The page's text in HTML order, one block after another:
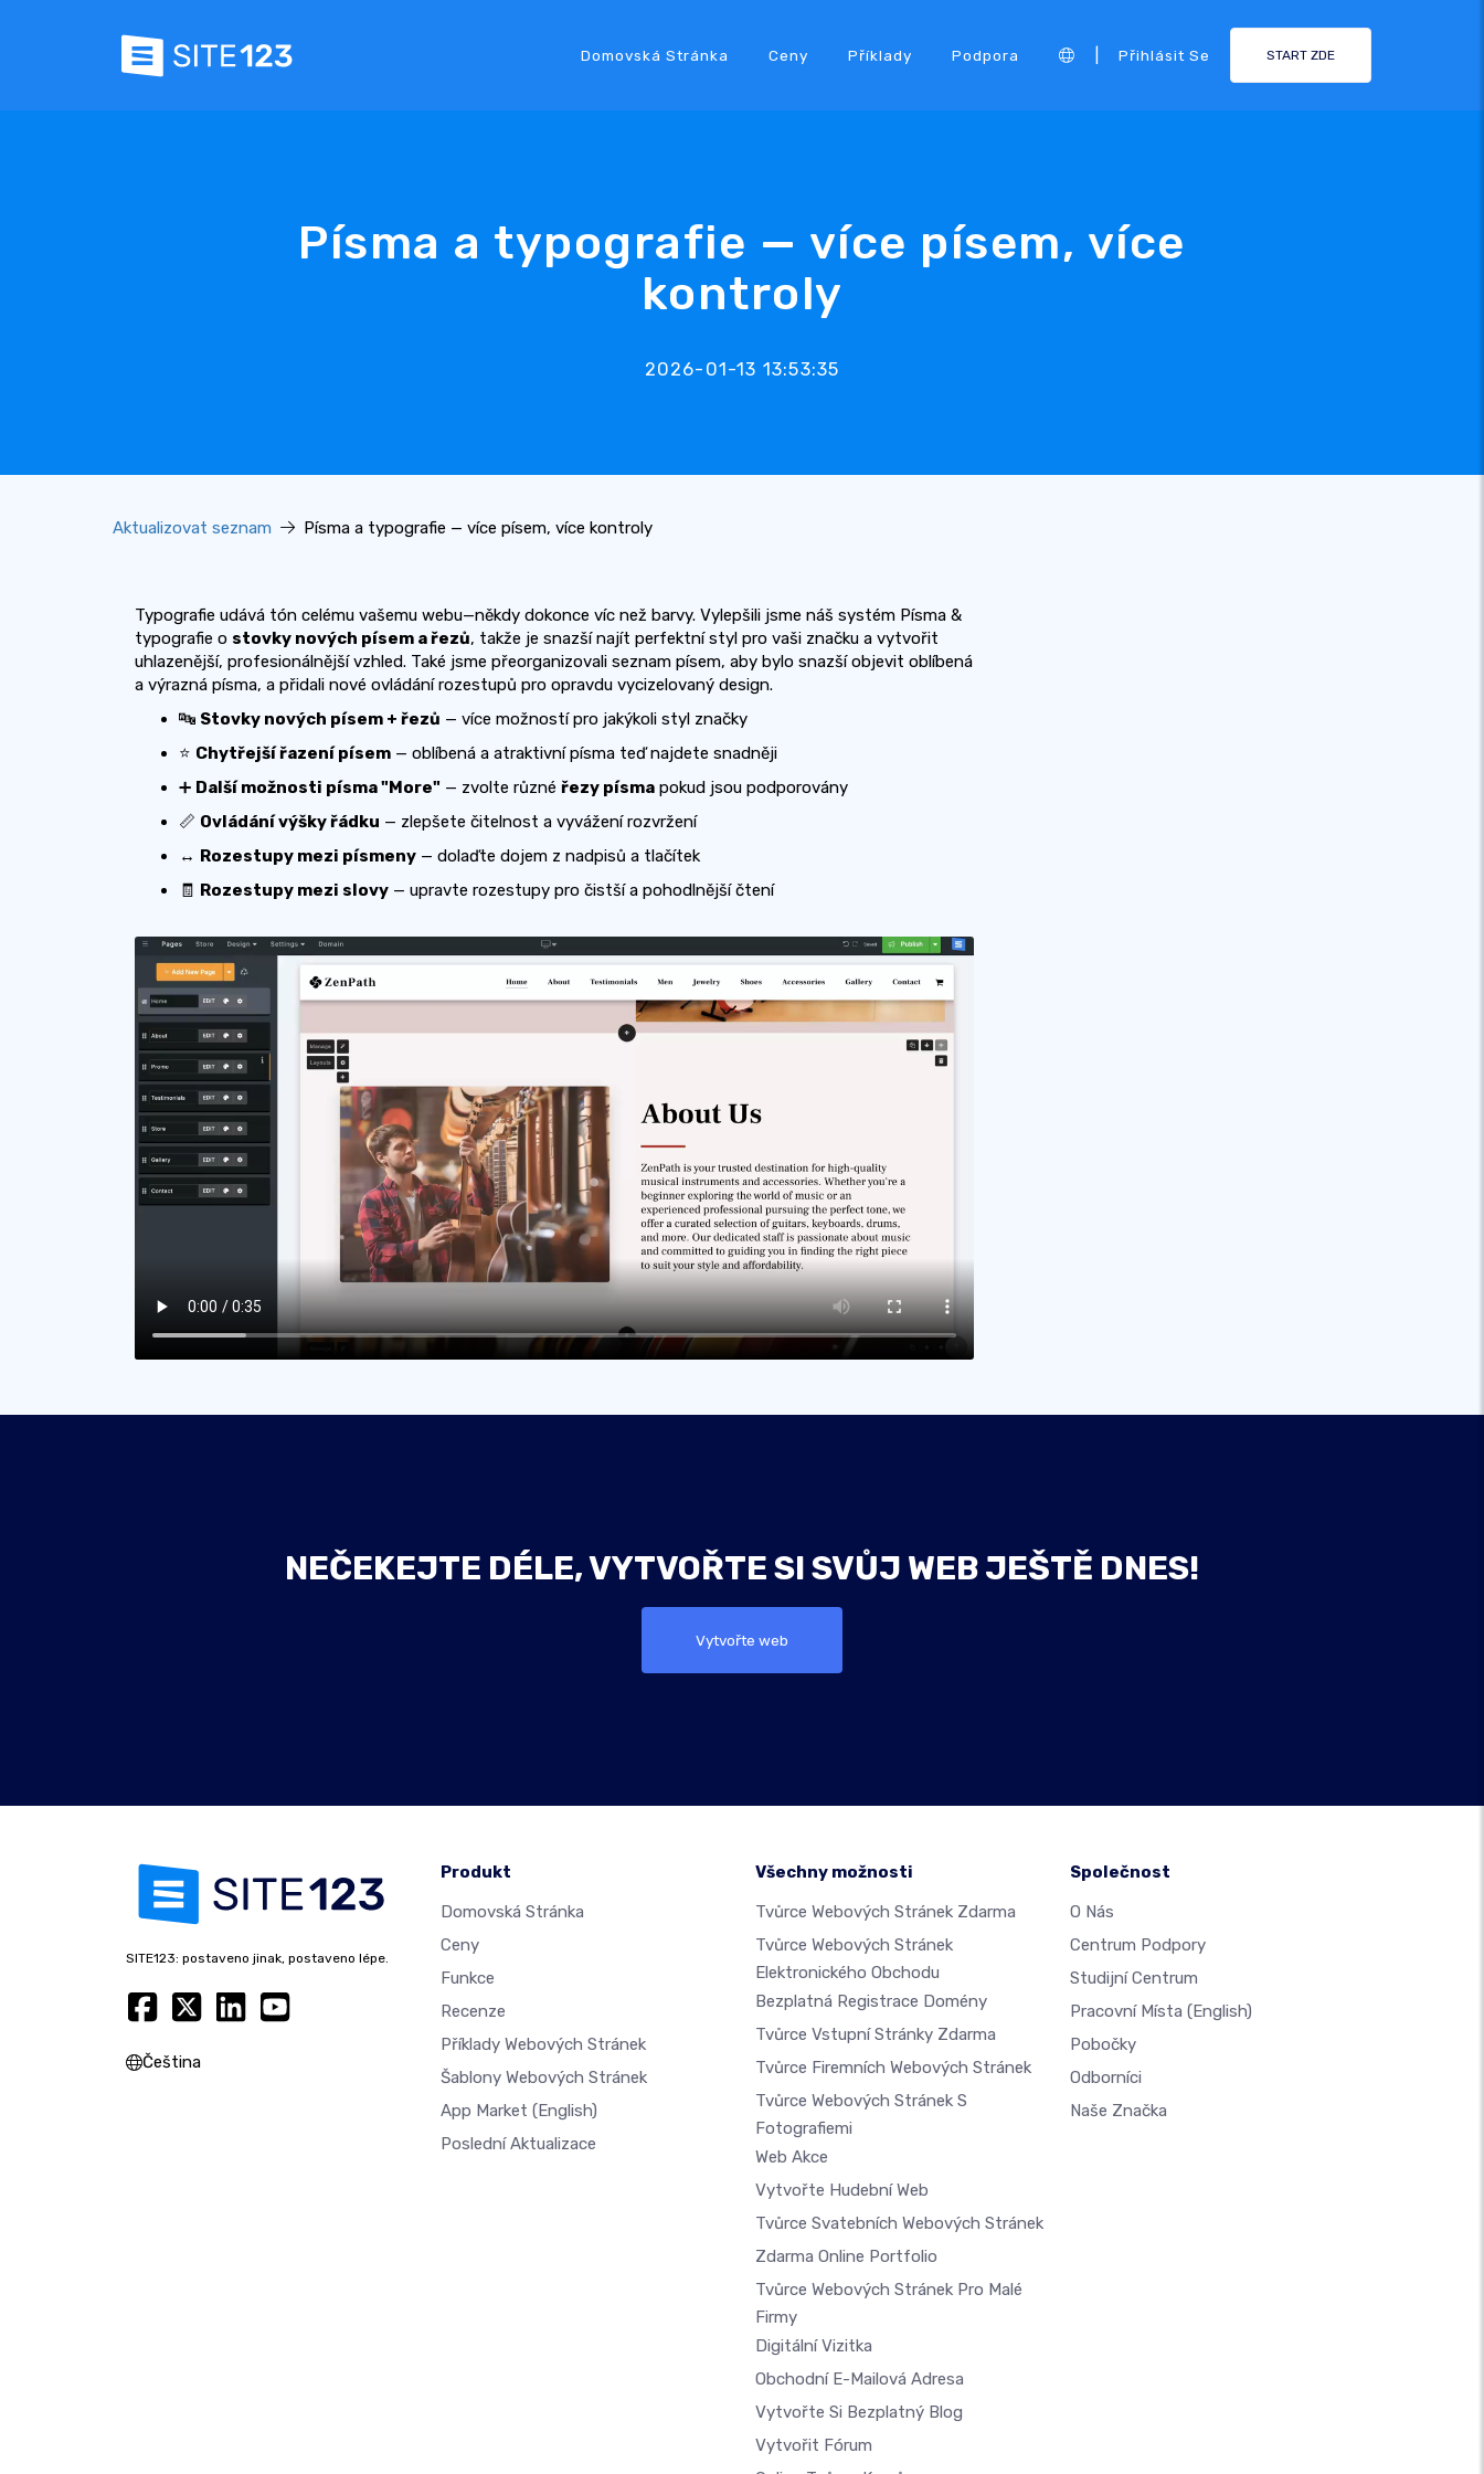
Domovská Stránka Ceny Příklady Podpora Přihlásit Se START ZDE
Písma a typografie — více písem, více
kontroly
2026-01-13 13:53:35
Aktualizovat seznam Písma a typografie — více písem, více kontroly
Typografie udává tón celému vašemu webu—někdy dokonce víc než barvy. Vylepšili jsme náš systém Písma &
typografie o stovky nových písem a řezů, takže je snazší najít perfektní styl pro vaši značku a vytvořit
uhlazenější, profesionálnější vzhled. Také jsme přeorganizovali seznam písem, aby bylo snazší objevit oblíbená
a výrazná písma, a přidali nové ovládání rozestupů pro opravdu vycizelovaný design.
🔤 Stovky nových písem + řezů — více možností pro jakýkoli styl značky
⭐ Chytřejší řazení písem — oblíbená a atraktivní písma teď najdete snadněji
➕ Další možnosti písma "More" — zvolte různé řezy písma pokud jsou podporovány
📏 Ovládání výšky řádku — zlepšete čitelnost a vyvážení rozvržení
↔️ Rozestupy mezi písmeny — dolaďte dojem z nadpisů a tlačítek
🧾 Rozestupy mezi slovy — upravte rozestupy pro čistší a pohodlnější čtení
NEČEKEJTE DÉLE, VYTVOŘTE SI SVŮJ WEB JEŠTĚ DNES!
Vytvořte web
SITE123: postaveno jinak, postaveno lépe.
Čeština
Produkt
Domovská Stránka
Ceny
Funkce
Recenze
Příklady Webových Stránek
Šablony Webových Stránek
App Market (English)
Poslední Aktualizace
Všechny možnosti
Tvůrce Webových Stránek Zdarma
Tvůrce Webových Stránek
Elektronického Obchodu
Bezplatná Registrace Domény
Tvůrce Vstupní Stránky Zdarma
Tvůrce Firemních Webových Stránek
Tvůrce Webových Stránek S
Fotografiemi
Web Akce
Vytvořte Hudební Web
Tvůrce Svatebních Webových Stránek
Zdarma Online Portfolio
Tvůrce Webových Stránek Pro Malé
Firmy
Digitální Vizitka
Obchodní E-Mailová Adresa
Vytvořte Si Bezplatný Blog
Vytvořit Fórum
Společnost
O Nás
Centrum Podpory
Studijní Centrum
Pracovní Místa (English)
Pobočky
Odborníci
Naše Značka